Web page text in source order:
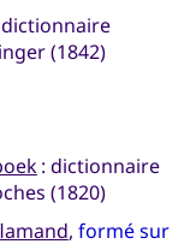
(1842)
: dictionnaire
(1820)
, formé sur